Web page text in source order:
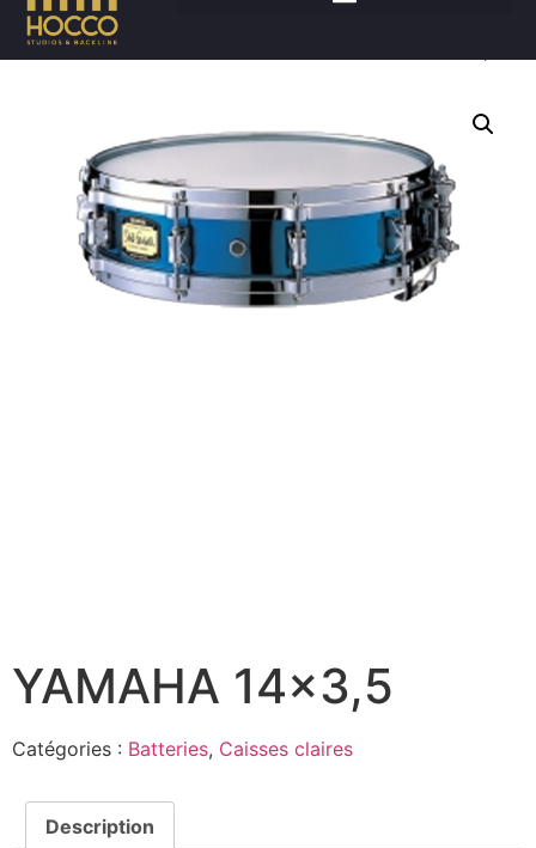
Accueil/Batteries
YAMAHA 14×3,5
Catégories : Batteries, Caisses claires
Description